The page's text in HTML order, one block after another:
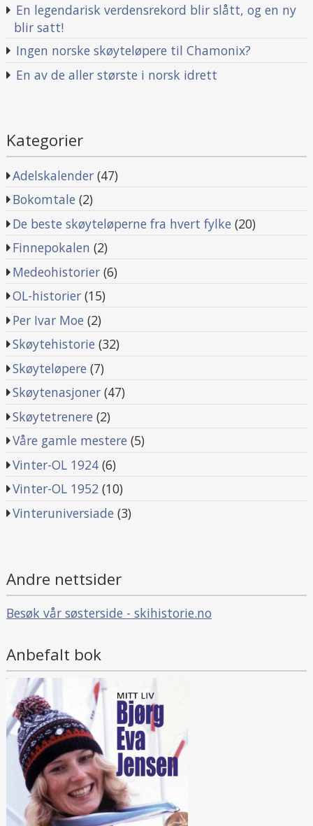
En legendarisk verdensrekord blir slått, og en ny
blir satt!
Ingen norske skøyteløpere til Chamonix?
En av de aller største i norsk idrett
Kategorier
Adelskalender (47)
Bokomtale (2)
De beste skøyteløperne fra hvert fylke (20)
Finnepokalen (2)
Medeohistorier (6)
OL-historier (15)
Per Ivar Moe (2)
Skøytehistorie (32)
Skøyteløpere (7)
Skøytenasjoner (47)
Skøytetrenere (2)
Våre gamle mestere (5)
Vinter-OL 1924 (6)
Vinter-OL 1952 (10)
Vinteruniversiade (3)
Andre nettsider
Besøk vår søsterside - skihistorie.no
Anbefalt bok